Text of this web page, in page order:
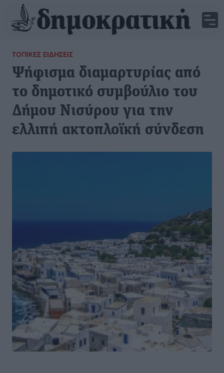
ΤΟΠΙΚΈΣ ΕΙΔΉΣΕΙΣ
Ψήφισμα διαμαρτυρίας από
το δημοτικό συμβούλιο του
Δήμου Νισύρου για την
ελλιπή ακτοπλοϊκή σύνδεση